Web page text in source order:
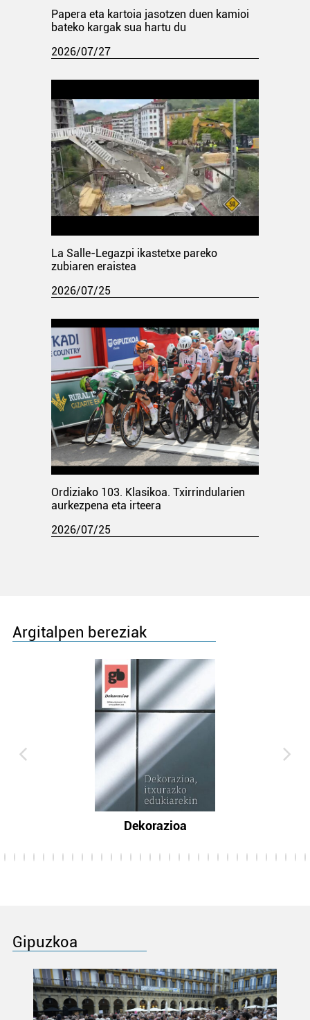
Papera eta kartoia jasotzen duen kamioi
bateko kargak sua hartu du
2026/07/27
La Salle-Legazpi ikastetxe pareko
zubiaren eraistea
2026/07/25
Ordiziako 103. Klasikoa. Txirrindularien
aurkezpena eta irteera
2026/07/25
Argitalpen bereziak
Dekorazioa
Gipuzkoa